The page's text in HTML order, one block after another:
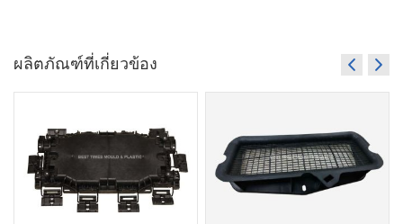
ผลิตภัณฑ์ที่เกี่ยวข้อง